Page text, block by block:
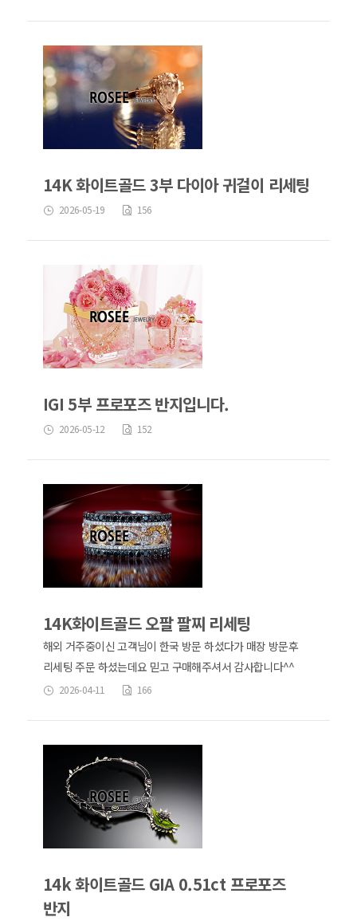
14K 화이트골드 3부 다이아 귀걸이 리세팅
2026-05-19 156
IGI 5부 프로포즈 반지입니다.
2026-05-12 152
14K화이트골드 오팔 팔찌 리세팅
해외 거주중이신 고객님이 한국 방문 하셨다가 매장 방문후
리세팅 주문 하셨는데요 믿고 구매해주셔서 감사합니다^^
2026-04-11 166
14k 화이트골드 GIA 0.51ct 프로포즈
반지